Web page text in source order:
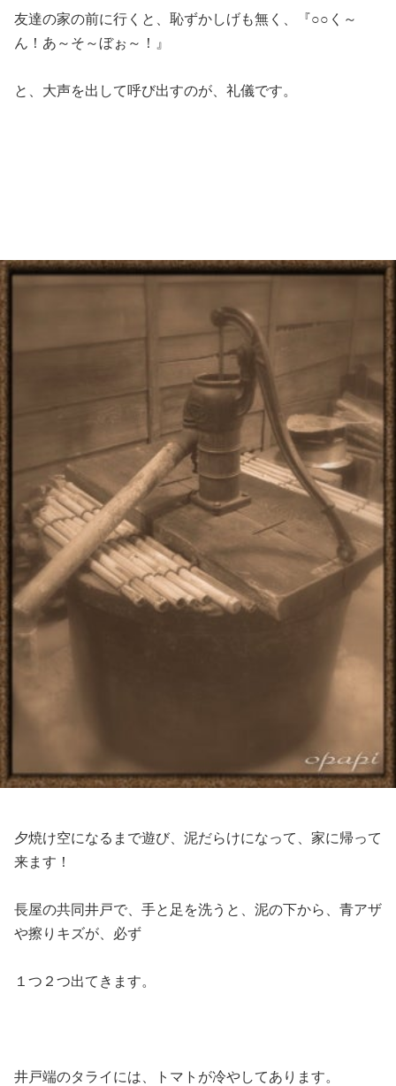
友達の家の前に行くと、恥ずかしげも無く、『○○く～
ん！あ～そ～ぼぉ～！』
と、大声を出して呼び出すのが、礼儀です。
夕焼け空になるまで遊び、泥だらけになって、家に帰って
来ます！
長屋の共同井戸で、手と足を洗うと、泥の下から、青アザ
や擦りキズが、必ず
１つ２つ出てきます。
井戸端のタライには、トマトが冷やしてあります。